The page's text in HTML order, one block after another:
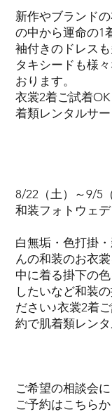
新作やブランド
の中から運命の1
袖付きのドレス
タキシードも様
おります。
衣裳2着ご試着
着類レンタルサ
8/22（土）～9/5（
和装フォトウェ
白無垢・色打掛
んの和装のお衣
中に着る掛下の
したいなど和装
ださい♪衣裳2着
約で肌着類レン
ご希望の相談会
ご予約はこちらか